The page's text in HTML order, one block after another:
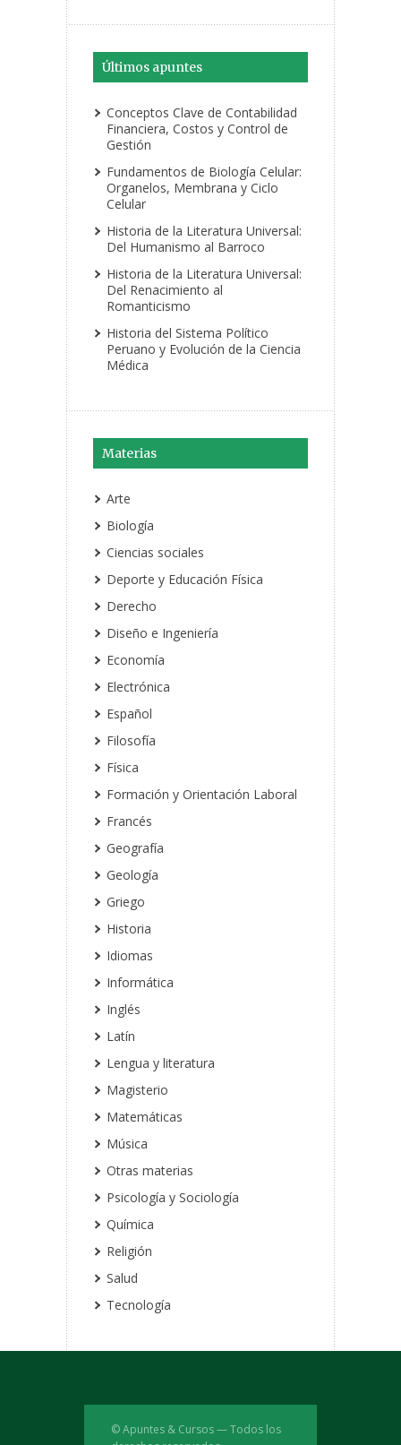
Últimos apuntes
Conceptos Clave de Contabilidad
Financiera, Costos y Control de
Gestión
Fundamentos de Biología Celular:
Organelos, Membrana y Ciclo
Celular
Historia de la Literatura Universal:
Del Humanismo al Barroco
Historia de la Literatura Universal:
Del Renacimiento al
Romanticismo
Historia del Sistema Político
Peruano y Evolución de la Ciencia
Médica
Materias
Arte
Biología
Ciencias sociales
Deporte y Educación Física
Derecho
Diseño e Ingeniería
Economía
Electrónica
Español
Filosofía
Física
Formación y Orientación Laboral
Francés
Geografía
Geología
Griego
Historia
Idiomas
Informática
Inglés
Latín
Lengua y literatura
Magisterio
Matemáticas
Música
Otras materias
Psicología y Sociología
Química
Religión
Salud
Tecnología
© Apuntes & Cursos — Todos los